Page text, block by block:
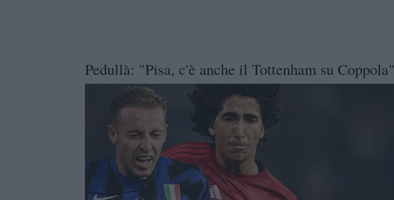
Pedullà: "Pisa, c'è anche il Tottenham su Coppola"